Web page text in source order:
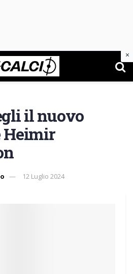
il nuovo
Heimir
12 Luglio 2024
×